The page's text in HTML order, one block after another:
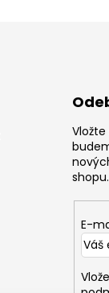
shopu.
E-